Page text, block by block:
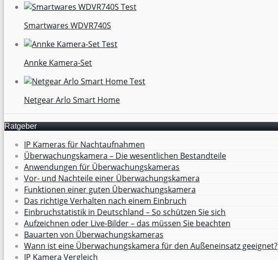
Smartwares WDVR740S
Annke Kamera-Set
Netgear Arlo Smart Home
Ratgeber
IP Kameras für Nachtaufnahmen
Überwachungskamera – Die wesentlichen Bestandteile
Anwendungen für Überwachungskameras
Vor- und Nachteile einer Überwachungskamera
Funktionen einer guten Überwachungskamera
Das richtige Verhalten nach einem Einbruch
Einbruchstatistik in Deutschland – So schützen Sie sich
Aufzeichnen oder Live-Bilder – das müssen Sie beachten
Bauarten von Überwachungskameras
Wann ist eine Überwachungskamera für den Außeneinsatz geeignet?
IP Kamera Vergleich